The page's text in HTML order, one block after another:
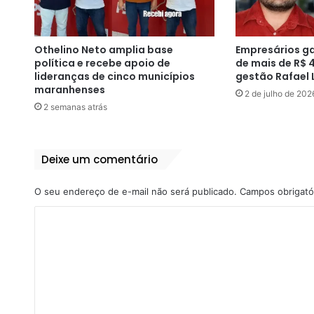
Othelino Neto amplia base
política e recebe apoio de
lideranças de cinco municípios
maranhenses
2 semanas atrás
Empresários
de mais de R$
gestão Rafael
2 de julho de
Deixe um comentário
O seu endereço de e-mail não será publicado. Campos